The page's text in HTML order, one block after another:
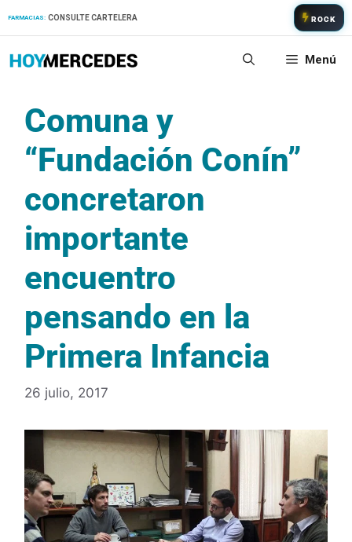
FARMACIAS: CONSULTE CARTELERA ROCK
Menú
Comuna y
“Fundación Conín”
concretaron
importante
encuentro
pensando en la
Primera Infancia
26 julio, 2017